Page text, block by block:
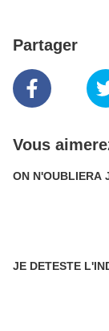
Partager
Vous
ON N'OUBLIERA
JE DETESTE